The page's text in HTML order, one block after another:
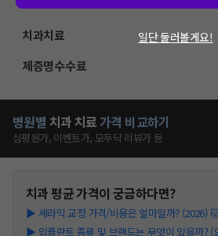
치과치료
제증명수수료
병원별 치과 치료가격 비교하기
심평원가, 이벤트가, 모두닥 리뷰가 등
치과평균 가격이 궁금하다면?
▶ 세라믹 교정 가격/비용은 얼마일까? (2026)
▶ 임플란트 종류 및 브랜드는 무엇이 있을까?
일단 둘러볼게요!